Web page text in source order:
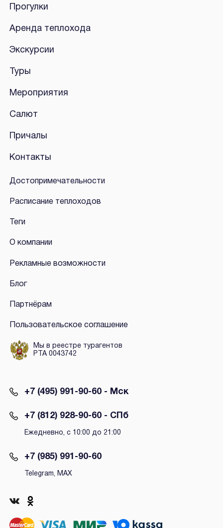
Прогулки
Аренда теплохода
Экскурсии
Туры
Мероприятия
Салют
Причалы
Контакты
Достопримечательности
Расписание теплоходов
Теги
О компании
Рекламные возможности
Блог
Партнёрам
Пользовательское соглашение
Мы в реестре турагентов
РТА 0043742
+7 (495) 991-90-60 - Мск
+7 (812) 928-90-60 - СПб
Ежедневно, с 10:00 до 21:00
+7 (985) 991-90-60
Telegram, MAX